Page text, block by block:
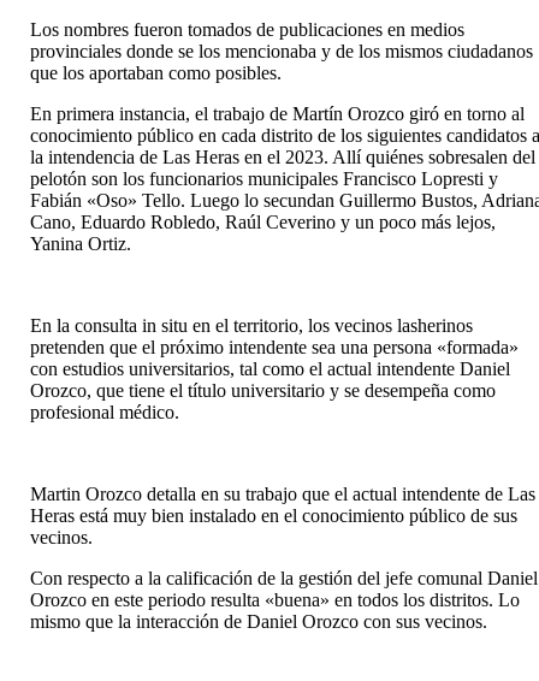
Los nombres fueron tomados de publicaciones en medios
provinciales donde se los mencionaba y de los mismos ciudadanos
que los aportaban como posibles.
En primera instancia, el trabajo de Martín Orozco giró en torno al
conocimiento público en cada distrito de los siguientes candidatos
la intendencia de Las Heras en el 2023. Allí quiénes sobresalen del
pelotón son los funcionarios municipales Francisco Lopresti y
Fabián «Oso» Tello. Luego lo secundan Guillermo Bustos,
Cano, Eduardo Robledo, Raúl Ceverino y un poco más lejos,
Yanina Ortiz.
En la consulta in situ en el territorio, los vecinos lasherinos
pretenden que el próximo intendente sea una persona «formada»
con estudios universitarios, tal como el actual intendente Daniel
Orozco, que tiene el título universitario y se desempeña como
profesional médico.
Martin Orozco detalla en su trabajo que el actual intendente de Las
Heras está muy bien instalado en el conocimiento público de sus
vecinos.
Con respecto a la calificación de la gestión del jefe comunal Daniel
Orozco en este periodo resulta «buena» en todos los distritos. Lo
mismo que la interacción de Daniel Orozco con sus vecinos.